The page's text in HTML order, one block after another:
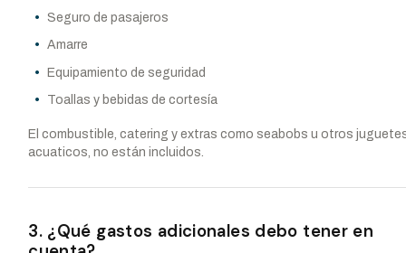
Seguro de pasajeros
Amarre
Equipamiento de seguridad
Toallas y bebidas de cortesía
El combustible, catering y extras como seabobs u otros
acuaticos, no están incluidos.
3. ¿Qué gastos adicionales debo tener en